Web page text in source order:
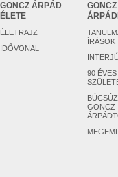
GÖNCZ ÁRPÁD
ÉLETE
ÉLETRAJZ
IDŐVONAL
GÖNCZ
ÍRÁSOK
90 ÉVES
GÖNCZ